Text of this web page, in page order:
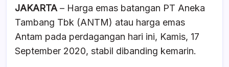
c
e
b
at
s
A
e
a
d
ar
e
JAKARTA – Harga emas batangan PT Aneka
Tambang Tbk (ANTM) atau harga emas
Antam pada perdagangan hari ini, Kamis, 17
September 2020, stabil dibanding kemarin.